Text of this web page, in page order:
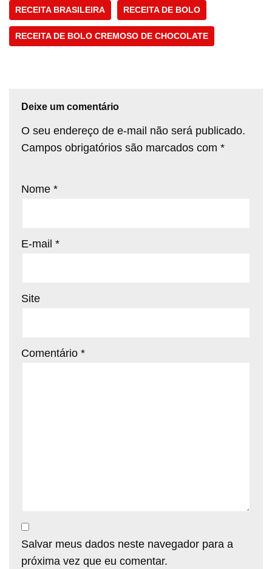
RECEITA BRASILEIRA RECEITA DE BOLO
RECEITA DE BOLO CREMOSO DE CHOCOLATE
Deixe um comentário
O seu endereço de e-mail não será publicado.
Campos obrigatórios são marcados com *
Nome *
E-mail *
Site
Comentário *
Salvar meus dados neste navegador para a
próxima vez que eu comentar.